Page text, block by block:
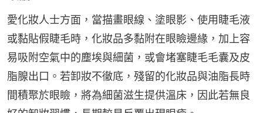
愛化妝人士方面，當描畫眼線、塗眼影、使用睫毛液
或黏貼假睫毛時，化妝品多黏附在眼瞼邊緣，加上容
易吸附空氣中的塵埃與細菌，或會堵塞睫毛毛囊及皮
脂腺出口。若卸妝不徹底，殘留的化妝品與油脂長時
間積聚於眼瞼，將為細菌滋生提供溫床，因此若無良